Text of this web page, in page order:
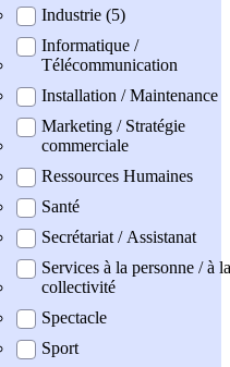
Industrie (5)
Informatique /
Télécommunication
Installation / Maintenance
Marketing / Stratégie
commerciale
Ressources Humaines
Santé
Secrétariat / Assistanat
Services à la personne / à la
collectivité
Spectacle
Sport